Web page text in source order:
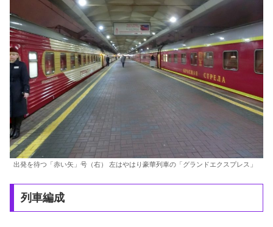
出発を待つ「赤い矢」号（右） 左はやはり豪華列車の「グランドエクスプレス」
列車編成